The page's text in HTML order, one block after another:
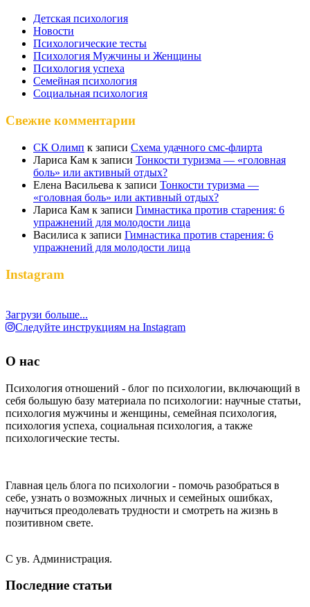
Детская психология
Новости
Психологические тесты
Психология Мужчины и Женщины
Психология успеха
Семейная психология
Социальная психология
Свежие комментарии
СК Олимп к записи Схема удачного смс-флирта
Лариса Кам к записи Тонкости туризма — «головная
боль» или активный отдых?
Елена Васильева к записи Тонкости туризма —
«головная боль» или активный отдых?
Лариса Кам к записи Гимнастика против старения: 6
упражнений для молодости лица
Василиса к записи Гимнастика против старения: 6
упражнений для молодости лица
Instagram
Загрузи больше...
Следуйте инструкциям на Instagram
О нас
Психология отношений - блог по психологии, включающий в
себя большую базу материала по психологии: научные статьи,
психология мужчины и женщины, семейная психология,
психология успеха, социальная психология, а также
психологические тесты.
Главная цель блога по психологии - помочь разобраться в
себе, узнать о возможных личных и семейных ошибках,
научиться преодолевать трудности и смотреть на жизнь в
позитивном свете.
С ув. Администрация.
Последние статьи